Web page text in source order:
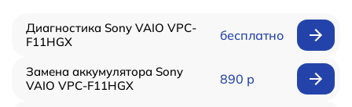
Диагностика Sony VAIO VPC-
F11HGX
бесплатно
Замена аккумулятора Sony
VAIO VPC-F11HGX
890 р